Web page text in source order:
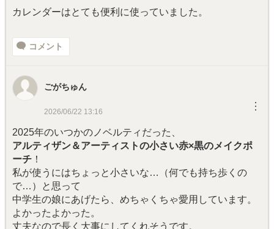
カレンダーはとても便利に使っていました。
コメント
ごがちゅん
2026/06/22 13:16 ︙
2025年のいつかのノベルティだった、
アルティザン＆アーティストの小さい赤×黒のメイクポ
ーチ ！
私が使うにはちょっと小さいな…（何でも持ち歩くの
で…）と思って
中学生の娘にあげたら、めちゃくちゃ愛用しています。
よかったよかった。
丈夫なので長く大事にしてくれそうです。